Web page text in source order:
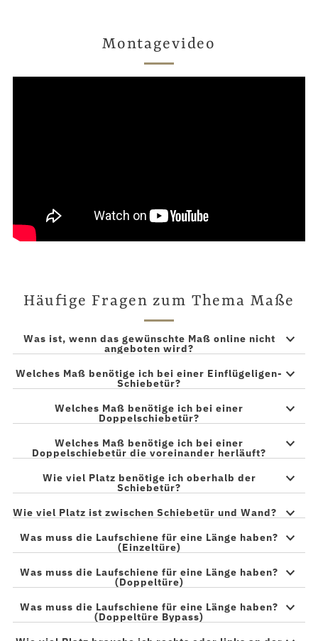
Montagevideo
Häufige Fragen zum Thema Maße
Was ist, wenn das gewünschte Maß online nicht
angeboten wird?
Welches Maß benötige ich bei einer Einflügeligen-
Schiebetür?
Welches Maß benötige ich bei einer
Doppelschiebetür?
Welches Maß benötige ich bei einer
Doppelschiebetür die voreinander herläuft?
Wie viel Platz benötige ich oberhalb der
Schiebetür?
Wie viel Platz ist zwischen Schiebetür und Wand?
Was muss die Laufschiene für eine Länge haben?
(Einzeltüre)
Was muss die Laufschiene für eine Länge haben?
(Doppeltüre)
Was muss die Laufschiene für eine Länge haben?
(Doppeltüre Bypass)